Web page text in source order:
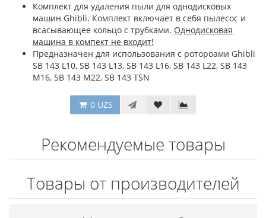
Комплект для удаления пыли для однодисковых
машин Ghibli. Комплект включает в себя пылесос и
всасывающее кольцо с трубками. Однодисковая
машина в компект не входит!
Предназначен для использования с ротороами Ghibli
SB 143 L10, SB 143 L13, SB 143 L16, SB 143 L22, SB 143
M16, SB 143 M22, SB 143 TSN
0 UZS
Рекомендуемые товары
Товары от производителей